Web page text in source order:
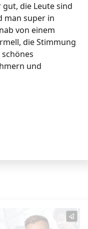
die Leute sind
man super in
von einem
die Stimmung
und